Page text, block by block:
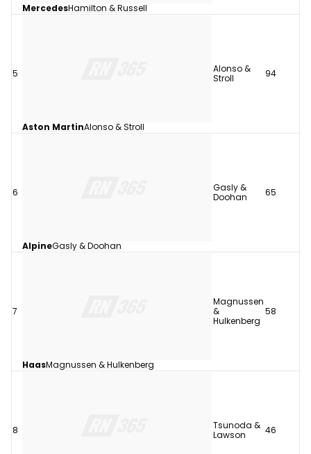
MercedesHamilton & Russell
5
Aston MartinAlonso & Stroll
Alonso &
Stroll
94
6
AlpineGasly & Doohan
Gasly &
Doohan
65
7
HaasMagnussen & Hulkenberg
Magnussen
&
Hulkenberg
58
8
Tsunoda &
Lawson
46